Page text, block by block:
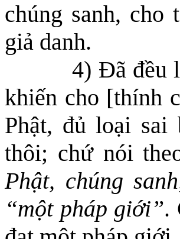
chúng sanh, cho
giả danh.
4) Đã đều
khiến cho [thính
Phật, đủ loại sai
thôi; chứ nói
Phật, chúng
“một pháp giới”.